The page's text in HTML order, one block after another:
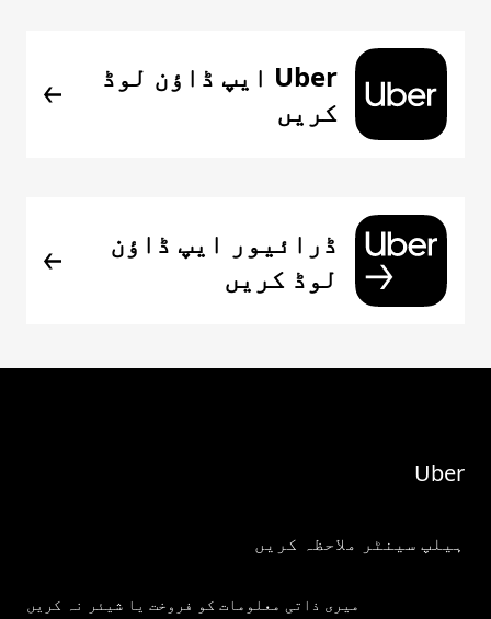
Uber ایپ ڈاؤن لوڈ
کریں
ڈرائیور ایپ ڈاؤن
لوڈ کریں
Uber
ہیلپ سینٹر ملاحظہ کریں
میری ذاتی معلومات کو فروخت یا شیئر نہ کریں